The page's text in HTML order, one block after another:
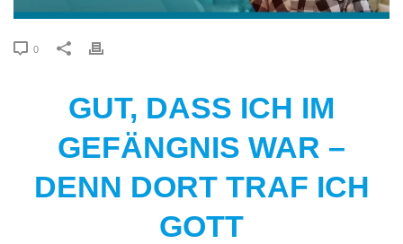
0
GUT, DASS ICH IM
GEFÄNGNIS WAR –
DENN DORT TRAF ICH
GOTT